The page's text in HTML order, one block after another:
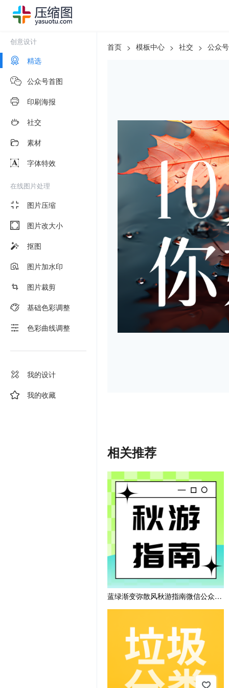
创意设计
精选
公众号首图
印刷海报
社交
素材
字体特效
在线图片处理
图片压缩
图片改大小
抠图
图片加水印
图片裁剪
基础色彩调整
色彩曲线调整
我的设计
我的收藏
首页 > 模板中心 > 社交 > 公众
相关推荐
蓝绿渐变弥散风秋游指南微信公众号次图